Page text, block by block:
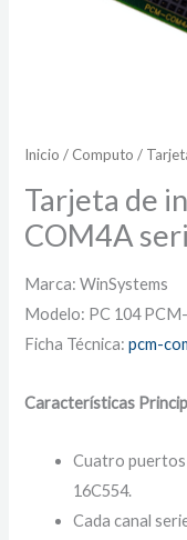
Inicio / Computo /
Tarjeta de
COM4A
Marca: WinSystems
Modelo: PC 104
Ficha Técnica:pcm-
Características
Cuatro puertos
16C554.
Cada canal